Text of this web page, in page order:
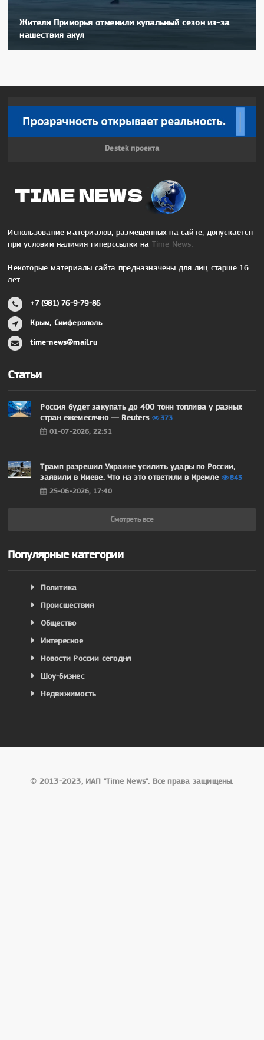
Жители Приморья отменили купальный сезон из-за
нашествия акул
Destek проекта
Использование материалов, размещенных на сайте, допускается
при условии наличия гиперссылки на Time News.
Некоторые материалы сайта предназначены для лиц старше 16
лет.
+7 (981) 76-9-79-86
Крым, Симферополь
time-news@mail.ru
Статьи
Россия будет закупать до 400 тонн топлива у разных
стран ежемесячно — Reuters
373
01-07-2026, 22:51
Трамп разрешил Украине усилить удары по России,
заявили в Киеве. Что на это ответили в Кремле
843
25-06-2026, 17:40
Смотреть все
Популярные категории
Политика
Происшествия
Общество
Интересное
Новости России сегодня
Шоу-бизнес
Недвижимость
© 2013-2023, ИАП "Time News". Все права защищены.